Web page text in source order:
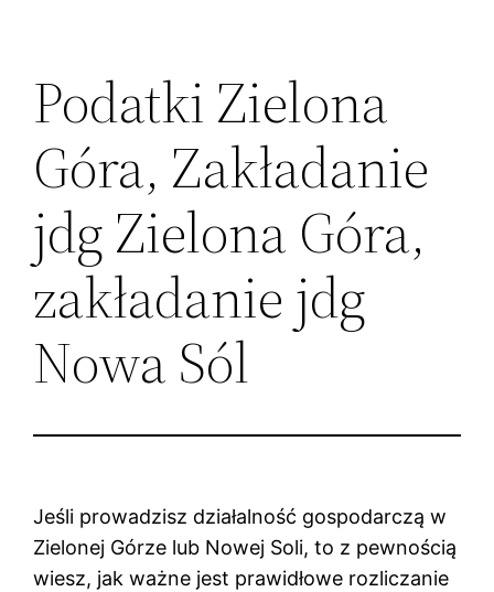
Podatki Zielona
Góra, Zakładanie
jdg Zielona Góra,
zakładanie jdg
Nowa Sól
Jeśli prowadzisz działalność gospodarczą w
Zielonej Górze lub Nowej Soli, to z pewnością
wiesz, jak ważne jest prawidłowe rozliczanie